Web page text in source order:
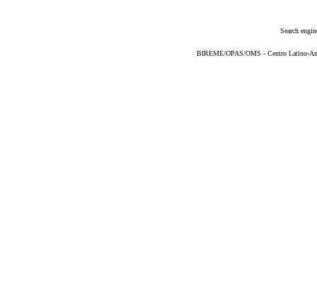
Search
BIREME/OPAS/OMS - Centro Latino-